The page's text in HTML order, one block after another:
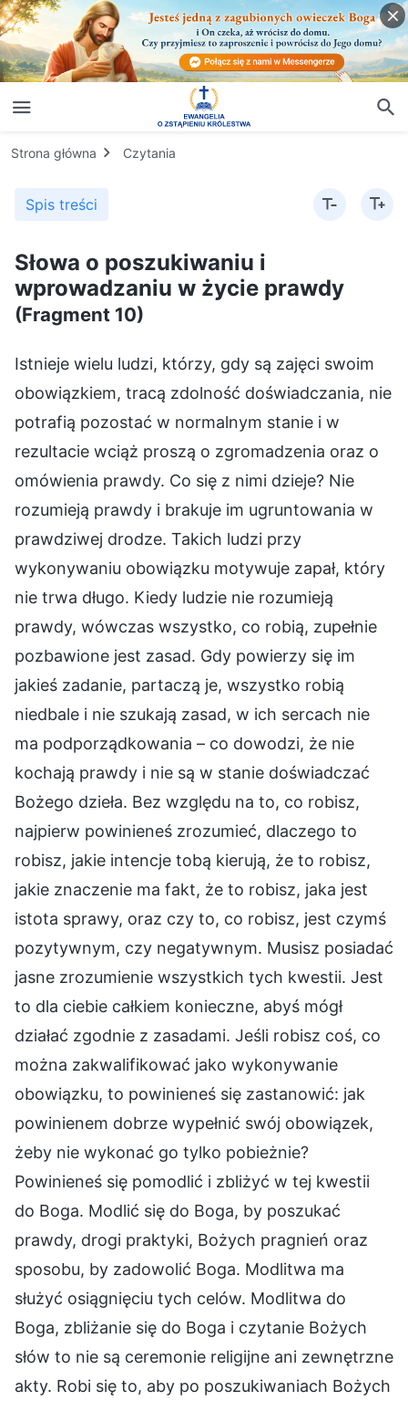
Strona główna Czytania
Spis treści
Słowa o poszukiwaniu i
wprowadzaniu w życie prawdy
(Fragment 10)
Istnieje wielu ludzi, którzy, gdy są zajęci swoim
obowiązkiem, tracą zdolność doświadczania, nie
potrafią pozostać w normalnym stanie i w
rezultacie wciąż proszą o zgromadzenia oraz o
omówienia prawdy. Co się z nimi dzieje? Nie
rozumieją prawdy i brakuje im ugruntowania w
prawdziwej drodze. Takich ludzi przy
wykonywaniu obowiązku motywuje zapał, który
nie trwa długo. Kiedy ludzie nie rozumieją
prawdy, wówczas wszystko, co robią, zupełnie
pozbawione jest zasad. Gdy powierzy się im
jakieś zadanie, partaczą je, wszystko robią
niedbale i nie szukają zasad, w ich sercach nie
ma podporządkowania – co dowodzi, że nie
kochają prawdy i nie są w stanie doświadczać
Bożego dzieła. Bez względu na to, co robisz,
najpierw powinieneś zrozumieć, dlaczego to
robisz, jakie intencje tobą kierują, że to robisz,
jakie znaczenie ma fakt, że to robisz, jaka jest
istota sprawy, oraz czy to, co robisz, jest czymś
pozytywnym, czy negatywnym. Musisz posiadać
jasne zrozumienie wszystkich tych kwestii. Jest
to dla ciebie całkiem konieczne, abyś mógł
działać zgodnie z zasadami. Jeśli robisz coś, co
można zakwalifikować jako wykonywanie
obowiązku, to powinieneś się zastanowić: jak
powinienem dobrze wypełnić swój obowiązek,
żeby nie wykonać go tylko pobieżnie?
Powinieneś się pomodlić i zbliżyć w tej kwestii
do Boga. Modlić się do Boga, by poszukać
prawdy, drogi praktyki, Bożych pragnień oraz
sposobu, by zadowolić Boga. Modlitwa ma
służyć osiągnięciu tych celów. Modlitwa do
Boga, zbliżanie się do Boga i czytanie Bożych
słów to nie są ceremonie religijne ani zewnętrzne
akty. Robi się to, aby po poszukiwaniach Bożych